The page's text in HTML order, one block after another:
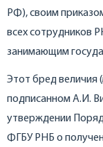
РФ), своим
всех сотрудников
занимающим
Этот бред величия
подписанном А.И.
утверждении
ФГБУ РНБ о